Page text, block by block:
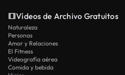
Vídeos de Archivo Gratuitos
Naturaleza
Personas
Amor y Relaciones
El Fitness
Videografía aérea
Comida y bebida